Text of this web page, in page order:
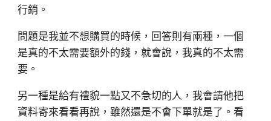
行銷。
問題是我並不想購買的時候，回答則有兩種，一個
是真的不太需要額外的錢，就會說，我真的不太需
要。
另一種是給有禮貌一點又不急切的人，我會請他把
資料寄來看看再說，雖然還是不會下單就是了。看